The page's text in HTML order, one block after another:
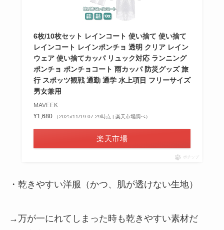
6枚/10枚セット レインコート 使い捨て 使い捨て
レインコート レインポンチョ 透明 クリア レイン
ウェア 使い捨てカッパ リュック対応 ランニング
ポンチョ ポンチョコート 雨カッパ 防災グッズ 旅
行 スポッツ観戦 通勤 通学 水上項目 フリーサイズ
男女兼用
MAVEEK
¥1,680
（2025/11/19 07:29時点 | 楽天市場調べ）
楽天市場
ポチップ
・乾きやすい洋服（かつ、肌が透けない生地）
→万が一にれてしまった時も乾きやすい素材だ